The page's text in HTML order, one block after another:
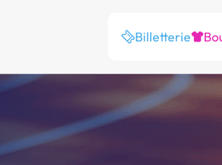
Billetterie